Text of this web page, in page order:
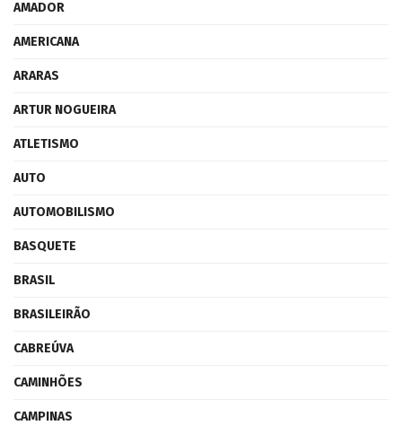
AMADOR
AMERICANA
ARARAS
ARTUR NOGUEIRA
ATLETISMO
AUTO
AUTOMOBILISMO
BASQUETE
BRASIL
BRASILEIRÃO
CABREÚVA
CAMINHÕES
CAMPINAS